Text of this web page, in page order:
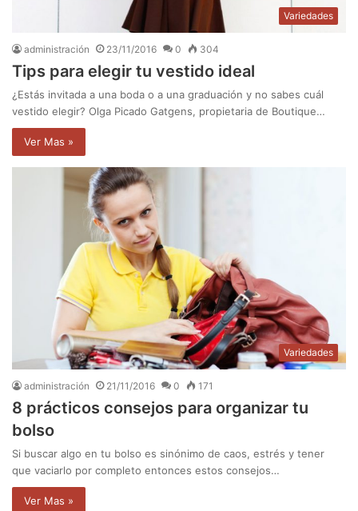
Variedades
administración 23/11/2016 0 304
Tips para elegir tu vestido ideal
¿Estás invitada a una boda o a una graduación y no sabes cuál
vestido elegir? Olga Picado Gatgens, propietaria de Boutique…
Ver Mas »
Variedades
administración 21/11/2016 0 171
8 prácticos consejos para organizar tu
bolso
Si buscar algo en tu bolso es sinónimo de caos, estrés y tener
que vaciarlo por completo entonces estos consejos…
Ver Mas »